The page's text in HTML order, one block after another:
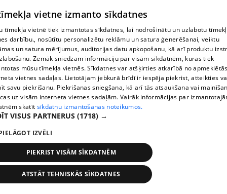
Linda Kalniņa par attiecībām ar
Džilindžeru: “Iemīlējās divi cilvēki
ar lielu gadu starpību. Un?”
"Esmu rasists un to izdarīju
tīšām!": Lietuvas brīvprātīgais
sagrauj melnādainās Beļģijas
sportistes mēģinājumu labot
pasaules rekordu
Pieturas Laiki
vietne izmanto sīkdatnes
tīmekļa vietnē tiek izmantotas sīkdatnes, lai nodrošinātu un uzlabotu
darbību., nosūtītu personalizētu reklāmu un satura ģenerēšanai, veiktu
un satura mērījumus, auditorijas datu apkopošanu, kā arī produktu
Zemāk sniedzam informāciju par visām sīkdatnēm, kuras tiek
mūsu tīmekļa vietnēs. Sīkdatnes var atšķirties atkarībā no
vietnes sadaļas. Lietotājam jebkurā brīdī ir iespēja piekrist, atteikties
savu piekrišanu. Piekrišanas sniegšana, kā arī tās atsaukšana vai
uz visām interneta vietnes sadaļām. Vairāk informācijas par
skatīt sīkdatņu izmantošanas noteikumos.
VISUS PARTNERUS (1718) →
IZVĒLI
PIEKRIST VISĀM SĪKDATNĒM
ATSTĀT TEHNISKĀS SĪKDATNES